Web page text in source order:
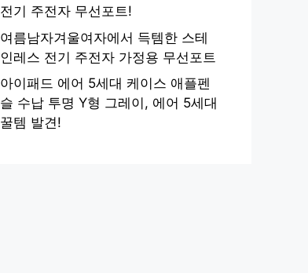
전기 주전자 무선포트!
여름남자겨울여자에서 득템한 스테
인레스 전기 주전자 가정용 무선포트
아이패드 에어 5세대 케이스 애플펜
슬 수납 투명 Y형 그레이, 에어 5세대
꿀템 발견!